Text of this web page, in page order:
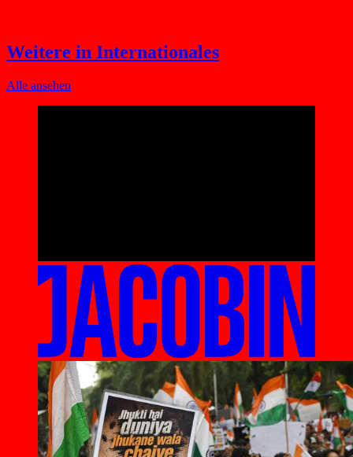
Weitere in Internationales
Alle ansehen